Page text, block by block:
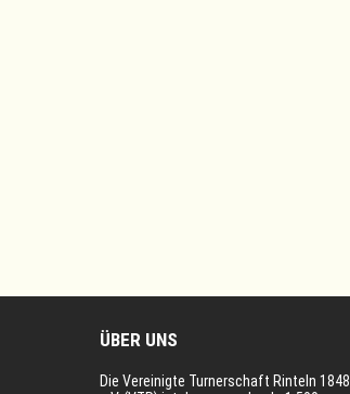
ÜBER UNS
Die Vereinigte Turnerschaft Rinteln 1848